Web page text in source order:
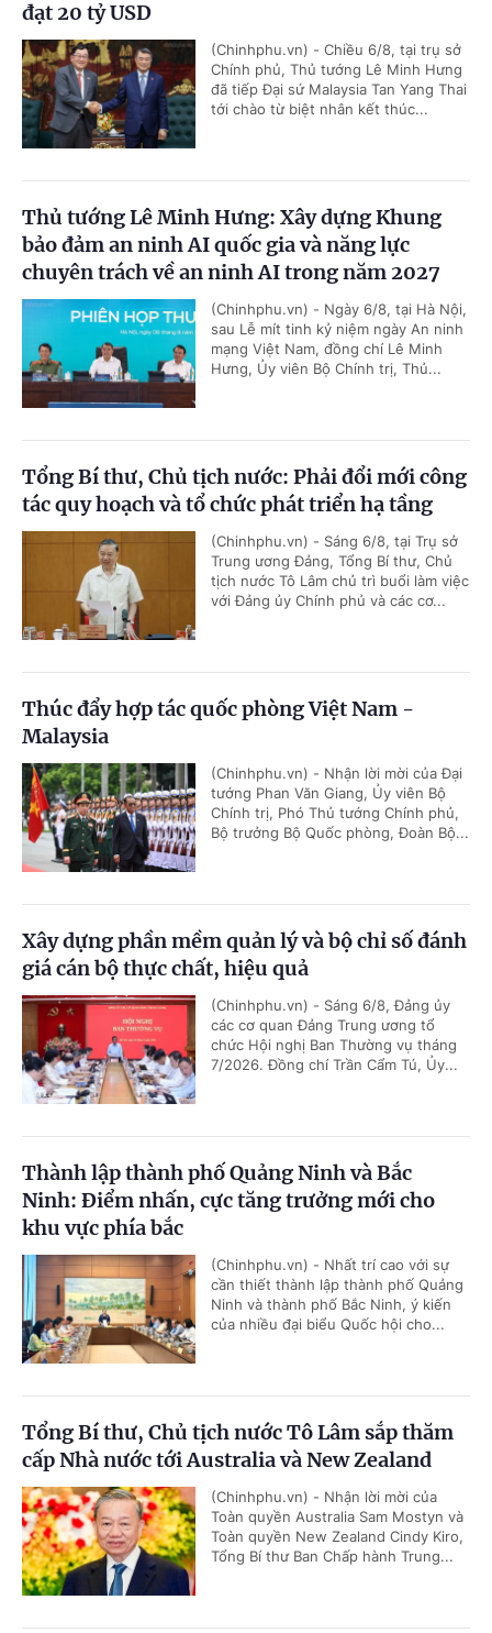
đạt 20 tỷ USD
(Chinhphu.vn) - Chiều 6/8, tại trụ sở
Chính phủ, Thủ tướng Lê Minh Hưng
đã tiếp Đại sứ Malaysia Tan Yang Thai
tới chào từ biệt nhân kết thúc...
Thủ tướng Lê Minh Hưng: Xây dựng Khung
bảo đảm an ninh AI quốc gia và năng lực
chuyên trách về an ninh AI trong năm 2027
(Chinhphu.vn) - Ngày 6/8, tại Hà Nội,
sau Lễ mít tinh kỷ niệm ngày An ninh
mạng Việt Nam, đồng chí Lê Minh
Hưng, Ủy viên Bộ Chính trị, Thủ...
Tổng Bí thư, Chủ tịch nước: Phải đổi mới công
tác quy hoạch và tổ chức phát triển hạ tầng
(Chinhphu.vn) - Sáng 6/8, tại Trụ sở
Trung ương Đảng, Tổng Bí thư, Chủ
tịch nước Tô Lâm chủ trì buổi làm việc
với Đảng ủy Chính phủ và các cơ...
Thúc đẩy hợp tác quốc phòng Việt Nam -
Malaysia
(Chinhphu.vn) - Nhận lời mời của Đại
tướng Phan Văn Giang, Ủy viên Bộ
Chính trị, Phó Thủ tướng Chính phủ,
Bộ trưởng Bộ Quốc phòng, Đoàn Bộ...
Xây dựng phần mềm quản lý và bộ chỉ số đánh
giá cán bộ thực chất, hiệu quả
(Chinhphu.vn) - Sáng 6/8, Đảng ủy
các cơ quan Đảng Trung ương tổ
chức Hội nghị Ban Thường vụ tháng
7/2026. Đồng chí Trần Cẩm Tú, Ủy...
Thành lập thành phố Quảng Ninh và Bắc
Ninh: Điểm nhấn, cực tăng trưởng mới cho
khu vực phía bắc
(Chinhphu.vn) - Nhất trí cao với sự
cần thiết thành lập thành phố Quảng
Ninh và thành phố Bắc Ninh, ý kiến
của nhiều đại biểu Quốc hội cho...
Tổng Bí thư, Chủ tịch nước Tô Lâm sắp thăm
cấp Nhà nước tới Australia và New Zealand
(Chinhphu.vn) - Nhận lời mời của
Toàn quyền Australia Sam Mostyn và
Toàn quyền New Zealand Cindy Kiro,
Tổng Bí thư Ban Chấp hành Trung...